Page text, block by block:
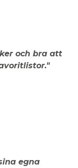
och bra att
egna